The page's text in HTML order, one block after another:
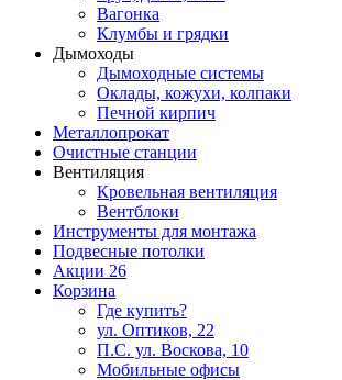
Вагонка
Клумбы и грядки
Дымоходы
Дымоходные системы
Оклады, кожухи, колпаки
Печной кирпич
Металлопрокат
Очистные станции
Вентиляция
Кровельная вентиляция
Вентблоки
Инструменты для монтажа
Подвесные потолки
Акции 26
Корзина
Где купить?
ул. Оптиков, 22
П.С. ул. Воскова, 10
Мобильные офисы